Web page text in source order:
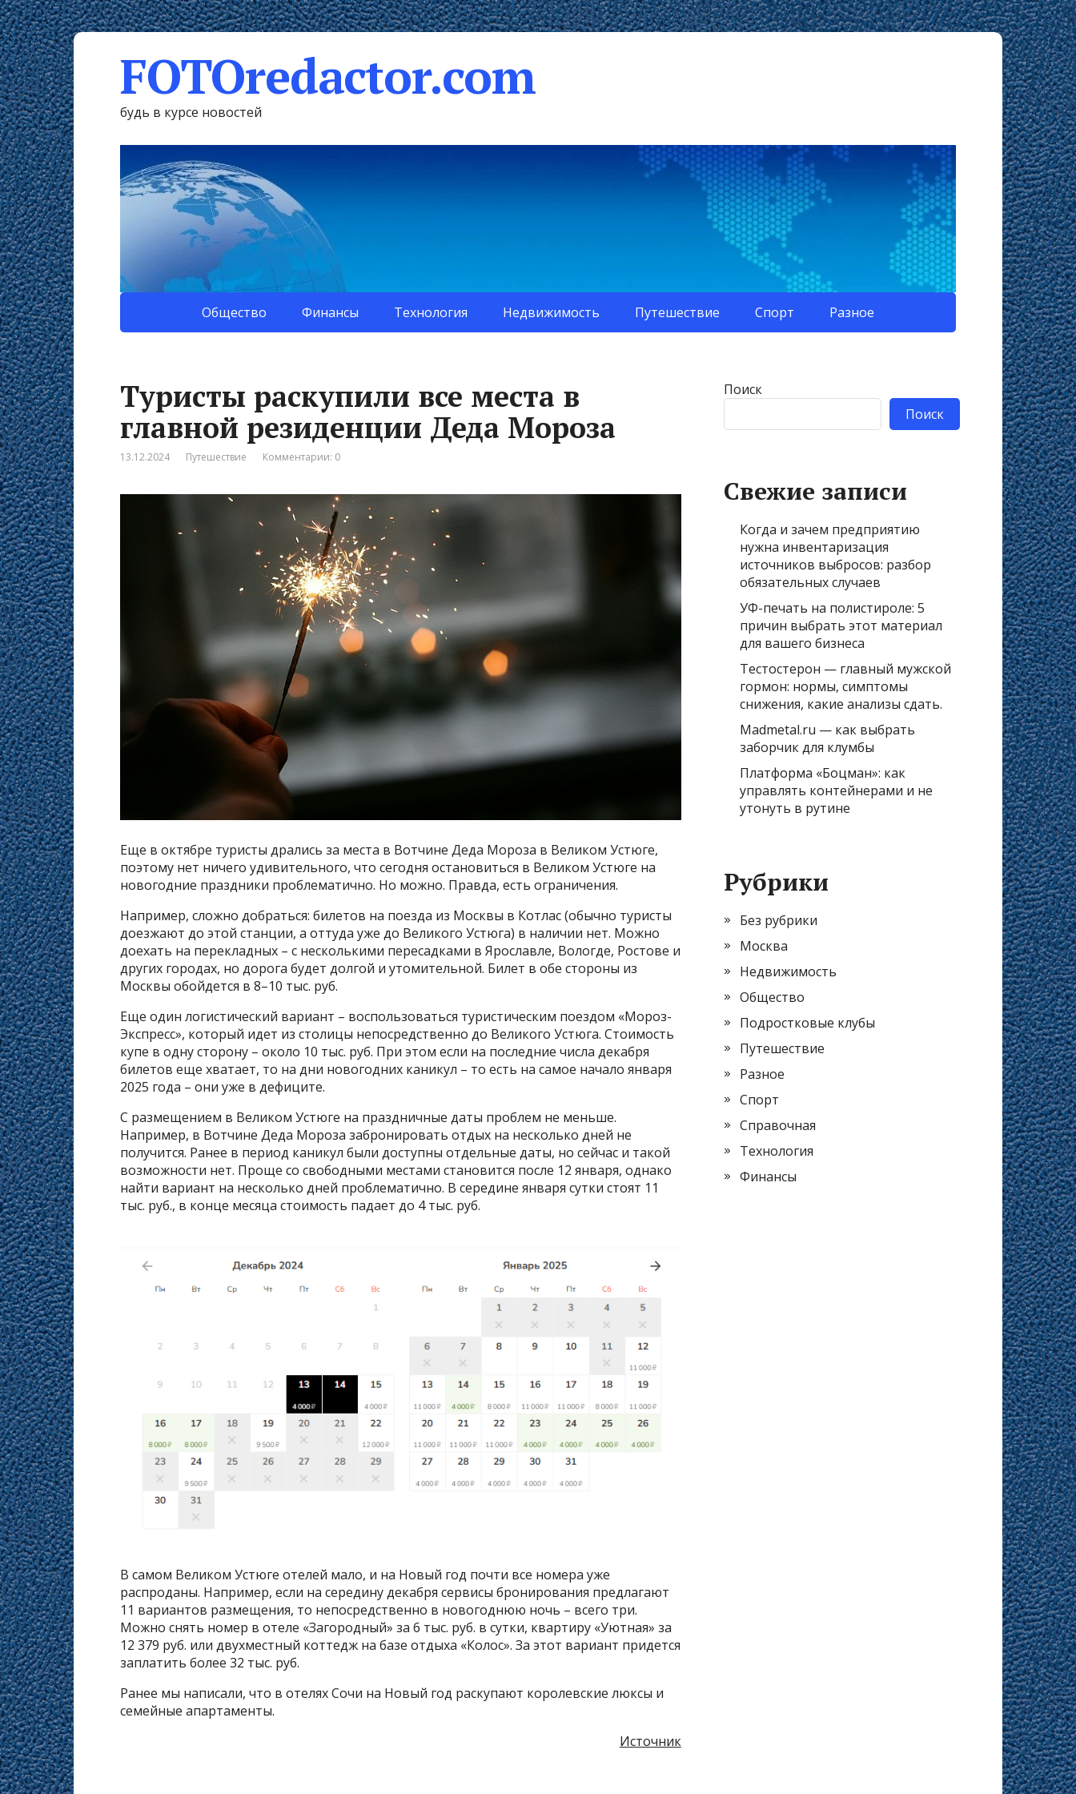
FOTOredactor.com
будь в курсе новостей
Общество Финансы Технология Недвижимость Путешествие Спорт Разное
Туристы раскупили все места в
главной резиденции Деда Мороза
13.12.2024 Путешествие Комментарии: 0
Еще в октябре туристы дрались за места в Вотчине Деда Мороза в Великом Устюге,
поэтому нет ничего удивительного, что сегодня остановиться в Великом Устюге на
новогодние праздники проблематично. Но можно. Правда, есть ограничения.
Например, сложно добраться: билетов на поезда из Москвы в Котлас (обычно туристы
доезжают до этой станции, а оттуда уже до Великого Устюга) в наличии нет. Можно
доехать на перекладных – с несколькими пересадками в Ярославле, Вологде, Ростове и
других городах, но дорога будет долгой и утомительной. Билет в обе стороны из
Москвы обойдется в 8–10 тыс. руб.
Еще один логистический вариант – воспользоваться туристическим поездом «Мороз-
Экспресс», который идет из столицы непосредственно до Великого Устюга. Стоимость
купе в одну сторону – около 10 тыс. руб. При этом если на последние числа декабря
билетов еще хватает, то на дни новогодних каникул – то есть на самое начало января
2025 года – они уже в дефиците.
С размещением в Великом Устюге на праздничные даты проблем не меньше.
Например, в Вотчине Деда Мороза забронировать отдых на несколько дней не
получится. Ранее в период каникул были доступны отдельные даты, но сейчас и такой
возможности нет. Проще со свободными местами становится после 12 января, однако
найти вариант на несколько дней проблематично. В середине января сутки стоят 11
тыс. руб., в конце месяца стоимость падает до 4 тыс. руб.
В самом Великом Устюге отелей мало, и на Новый год почти все номера уже
распроданы. Например, если на середину декабря сервисы бронирования предлагают
11 вариантов размещения, то непосредственно в новогоднюю ночь – всего три.
Можно снять номер в отеле «Загородный» за 6 тыс. руб. в сутки, квартиру «Уютная» за
12 379 руб. или двухместный коттедж на базе отдыха «Колос». За этот вариант придется
заплатить более 32 тыс. руб.
Ранее мы написали, что в отелях Сочи на Новый год раскупают королевские люксы и
семейные апартаменты.
Источник
Поиск
Поиск
Свежие записи
Когда и зачем предприятию
нужна инвентаризация
источников выбросов: разбор
обязательных случаев
УФ-печать на полистироле: 5
причин выбрать этот материал
для вашего бизнеса
Тестостерон — главный мужской
гормон: нормы, симптомы
снижения, какие анализы сдать.
Madmetal.ru — как выбрать
заборчик для клумбы
Платформа «Боцман»: как
управлять контейнерами и не
утонуть в рутине
Рубрики
Без рубрики
Москва
Недвижимость
Общество
Подростковые клубы
Путешествие
Разное
Спорт
Справочная
Технология
Финансы